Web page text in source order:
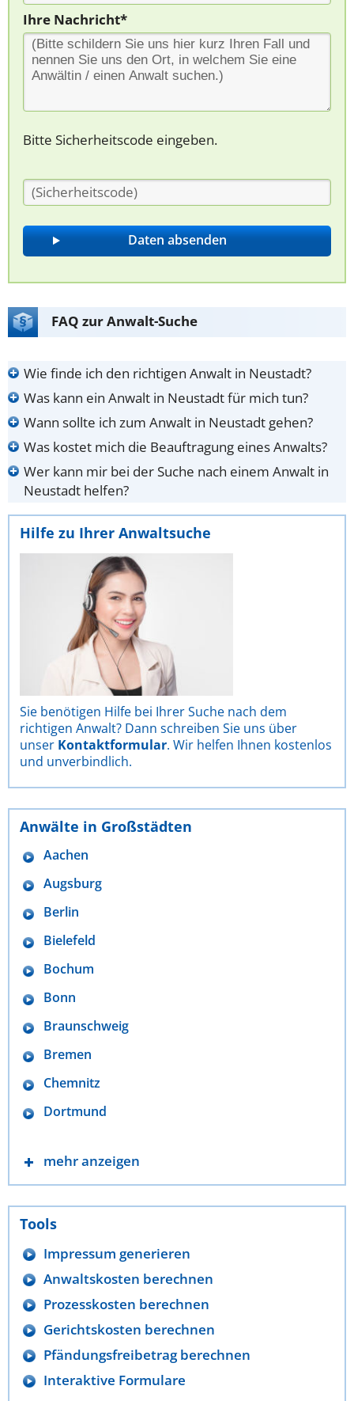
Ihre Nachricht*
Bitte Sicherheitscode eingeben.
FAQ zur Anwalt-Suche
Wie finde ich den richtigen Anwalt in Neustadt?
Was kann ein Anwalt in Neustadt für mich tun?
Wann sollte ich zum Anwalt in Neustadt gehen?
Was kostet mich die Beauftragung eines Anwalts?
Wer kann mir bei der Suche nach einem Anwalt in
Neustadt helfen?
Hilfe zu Ihrer Anwaltsuche
Sie benötigen Hilfe bei Ihrer Suche nach dem
richtigen Anwalt? Dann schreiben Sie uns über
unser Kontaktformular. Wir helfen Ihnen kostenlos
und unverbindlich.
Anwälte in Großstädten
Aachen
Augsburg
Berlin
Bielefeld
Bochum
Bonn
Braunschweig
Bremen
Chemnitz
Dortmund
mehr anzeigen
Tools
Impressum generieren
Anwaltskosten berechnen
Prozesskosten berechnen
Gerichtskosten berechnen
Pfändungsfreibetrag berechnen
Interaktive Formulare